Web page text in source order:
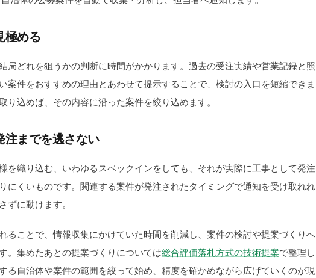
極める
局どれを狙うかの判断に時間がかかります。過去の受注実績や営業記録と照
案件をおすすめの理由とあわせて提示することで、検討の入口を短縮できま
り込めば、その内容に沿った案件を絞り込めます。
注までを逃さない
を織り込む、いわゆるスペックインをしても、それが実際に工事として発注
にくいものです。関連する案件が発注されたタイミングで通知を受け取れれ
ずに動けます。
ることで、情報収集にかけていた時間を削減し、案件の検討や提案づくりへ
。集めたあとの提案づくりについては総合評価落札方式の技術提案で整理し
る自治体や案件の範囲を絞って始め、精度を確かめながら広げていくのが現